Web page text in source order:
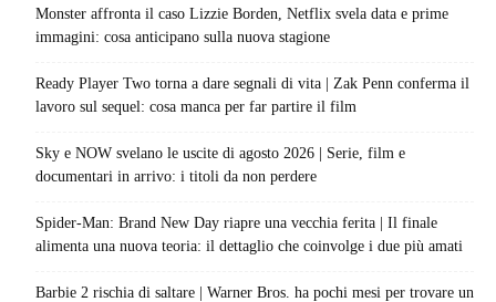
Monster affronta il caso Lizzie Borden, Netflix svela data e prime
immagini: cosa anticipano sulla nuova stagione
Ready Player Two torna a dare segnali di vita | Zak Penn conferma il
lavoro sul sequel: cosa manca per far partire il film
Sky e NOW svelano le uscite di agosto 2026 | Serie, film e
documentari in arrivo: i titoli da non perdere
Spider-Man: Brand New Day riapre una vecchia ferita | Il finale
alimenta una nuova teoria: il dettaglio che coinvolge i due più amati
Barbie 2 rischia di saltare | Warner Bros. ha pochi mesi per trovare un